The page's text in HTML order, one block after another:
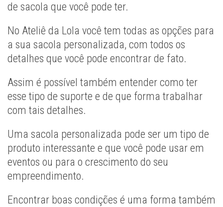
de sacola que você pode ter.
No Ateliê da Lola você tem todas as opções para
a sua sacola personalizada, com todos os
detalhes que você pode encontrar de fato.
Assim é possível também entender como ter
esse tipo de suporte e de que forma trabalhar
com tais detalhes.
Uma sacola personalizada pode ser um tipo de
produto interessante e que você pode usar em
eventos ou para o crescimento do seu
empreendimento.
Encontrar boas condições é uma forma também